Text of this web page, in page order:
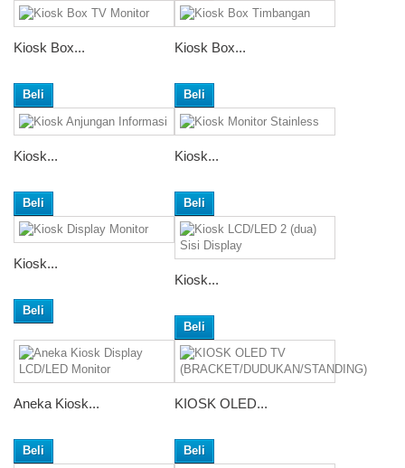
Kiosk Box...
Beli
Kiosk Box...
Beli
Kiosk...
Beli
Kiosk...
Beli
Kiosk...
Beli
Kiosk...
Beli
Aneka Kiosk...
Beli
KIOSK OLED...
Beli